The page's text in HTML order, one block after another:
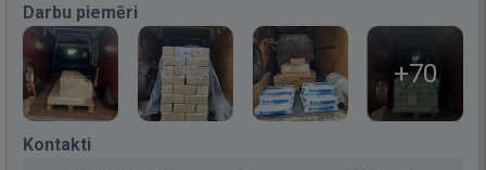
Darbu piemēri
+70
Kontakti